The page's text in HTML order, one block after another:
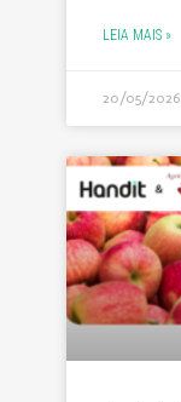
LEIA MAIS »
20/05/2026